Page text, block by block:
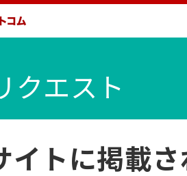
クエスト
イトに掲載